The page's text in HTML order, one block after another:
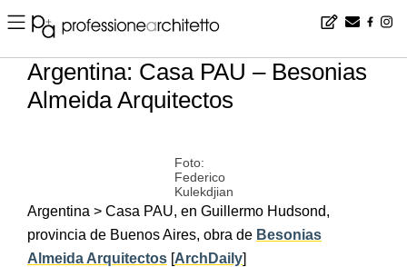
Home ▪ news ▪ es ▪ Argentina: Casa PAU – Besonias Almeida Arquitectos
Argentina: Casa PAU – Besonias
Almeida Arquitectos
Foto:
Federico
Kulekdjian
Argentina > Casa PAU, en Guillermo Hudsond,
provincia de Buenos Aires, obra de Besonias
Almeida Arquitectos [ArchDaily]